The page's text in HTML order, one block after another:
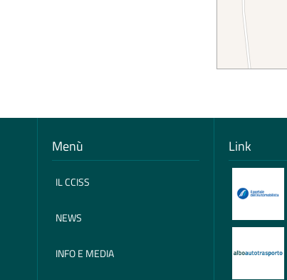
Menù
IL CCISS
NEWS
INFO E MEDIA
Link